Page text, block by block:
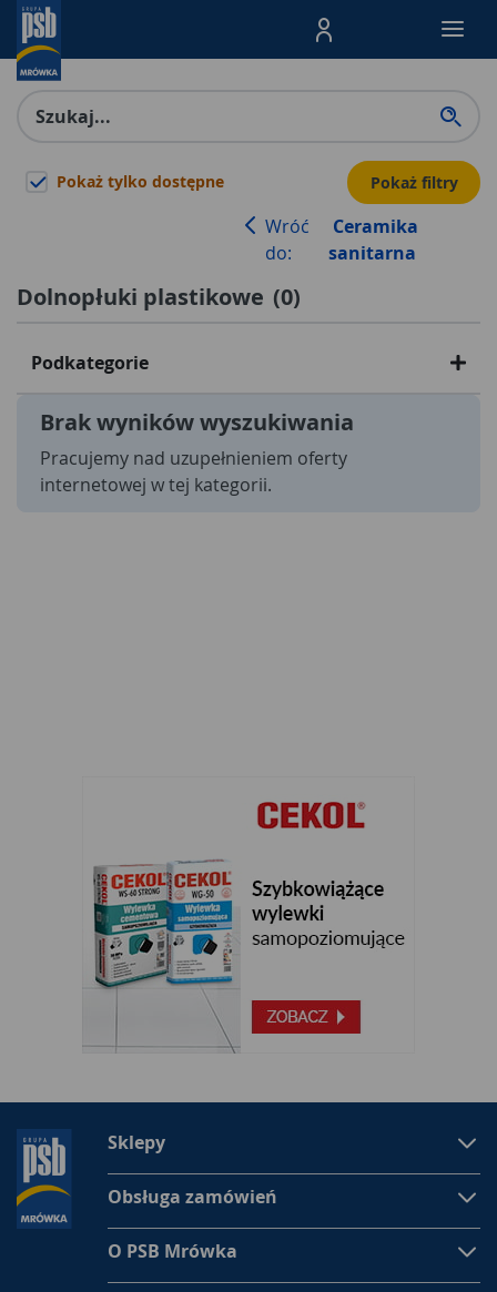
Menu Produktów,
Pokaż tylko dostępne Pokaż filtry
Wróć
do:
Ceramika
sanitarna
Dolnopłuki plastikowe (0)
Podkategorie
Brak wyników wyszukiwania
Pracujemy nad uzupełnieniem oferty
internetowej w tej kategorii.
Sklepy
Obsługa zamówień
O PSB Mrówka